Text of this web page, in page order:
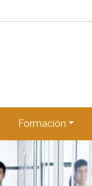
Formación